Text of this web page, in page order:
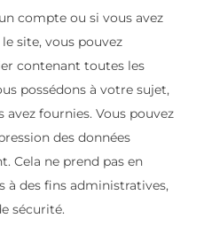
compte ou si vous avez
site, vous pouvez
contenant toutes les
possédons à votre sujet,
fournies. Vous pouvez
des données
Cela ne prend pas en
à des fins administratives,
sécurité.